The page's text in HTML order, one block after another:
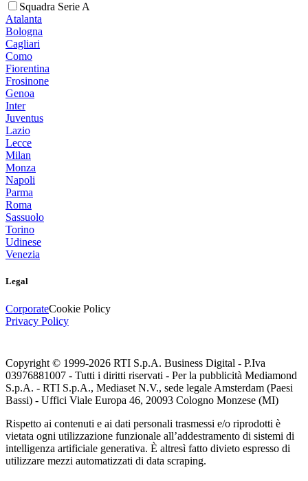
Squadra Serie A
Atalanta
Bologna
Cagliari
Como
Fiorentina
Frosinone
Genoa
Inter
Juventus
Lazio
Lecce
Milan
Monza
Napoli
Parma
Roma
Sassuolo
Torino
Udinese
Venezia
Legal
CorporateCookie Policy
Privacy Policy
Copyright © 1999-2026 RTI S.p.A. Business Digital - P.Iva
03976881007 - Tutti i diritti riservati - Per la pubblicità Mediamond
S.p.A. - RTI S.p.A., Mediaset N.V., sede legale Amsterdam (Paesi
Bassi) - Uffici Viale Europa 46, 20093 Cologno Monzese (MI)
Rispetto ai contenuti e ai dati personali trasmessi e/o riprodotti è
vietata ogni utilizzazione funzionale all’addestramento di sistemi di
intelligenza artificiale generativa. È altresì fatto divieto espresso di
utilizzare mezzi automatizzati di data scraping.